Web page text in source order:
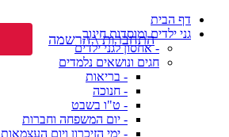
דף הבית
גני ילדים ומוסדות חינוך
- אחסון לגני ילדים
חגים ונושאים נלמדים
- בריאות
- חנוכה
- ט"ו בשבט
- יום המשפחה וחברות
- ימי הזיכרון ויום העצמאות
התחברות \ הרשמה